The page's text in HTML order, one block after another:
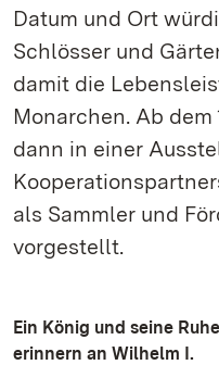
Datum und Ort
Schlösser und
damit die
Monarchen. Ab
dann in einer
als Sammler und
vorgestellt.
Ein König und seine
erinnern an Wilhelm I.